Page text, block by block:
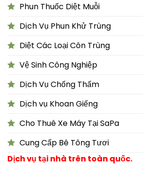
Phun Thuốc Diệt Muỗi
Dịch Vụ Phun Khử Trùng
Diệt Các Loại Côn Trùng
Vệ Sinh Công Nghiệp
Dịch Vụ Chống Thấm
Dịch vụ Khoan Giếng
Cho Thuê Xe Máy Tại SaPa
Cung Cấp Bê Tông Tươi
Dịch vụ tại nhà trên toàn quốc.